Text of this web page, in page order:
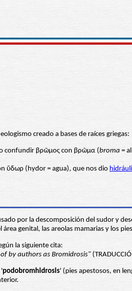
creado a bases de raíces griegas:
confundir βρῶμος con βρῶμα (broma =
ὕδωρ (hydor = agua), que nos dio
por la descomposición del sudor y
genital, las areolas mamarias y los
la siguiente cita:
of by authors as Bromidrosis"
'podobromhidrosis' (pies apestosos, en